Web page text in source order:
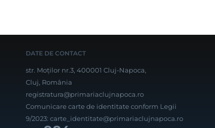
DATE DE CONTACT
str. Moților nr.3, 400001 Cluj-Napoca,
Cluj, România
registratura@primariaclujnapoca.ro
Comunicare carte de identitate conform Legii
9/2023: carte_identitate@primariaclujnapoca.ro